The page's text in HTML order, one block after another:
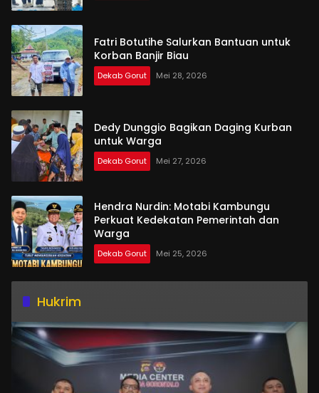
Fatri Botutihe Salurkan Bantuan untuk
Korban Banjir Biau
Dekab Gorut Mei 28, 2026
Dedy Dunggio Bagikan Daging Kurban
untuk Warga
Dekab Gorut Mei 27, 2026
Hendra Nurdin: Motabi Kambungu
Perkuat Kedekatan Pemerintah dan
Warga
Dekab Gorut Mei 25, 2026
Hukrim